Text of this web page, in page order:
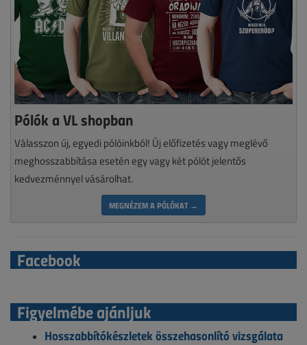
Pólók a VL shopban
Válasszon új, egyedi pólóinkból! Új előfizetés vagy meglévő
meghosszabbítása esetén egy vagy két pólót jelentős
kedvezménnyel vásárolhat.
MEGNÉZEM A PÓLÓKAT →
Facebook
Figyelmébe ajánljuk
Hosszabbítókészletek összehasonlító vizsgálata